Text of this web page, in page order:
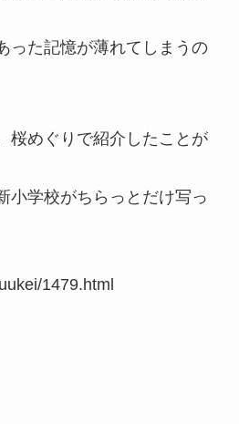
った記憶が薄れてしまうの
桜めぐりで紹介したことが
小学校がちらっとだけ写っ
1479.html